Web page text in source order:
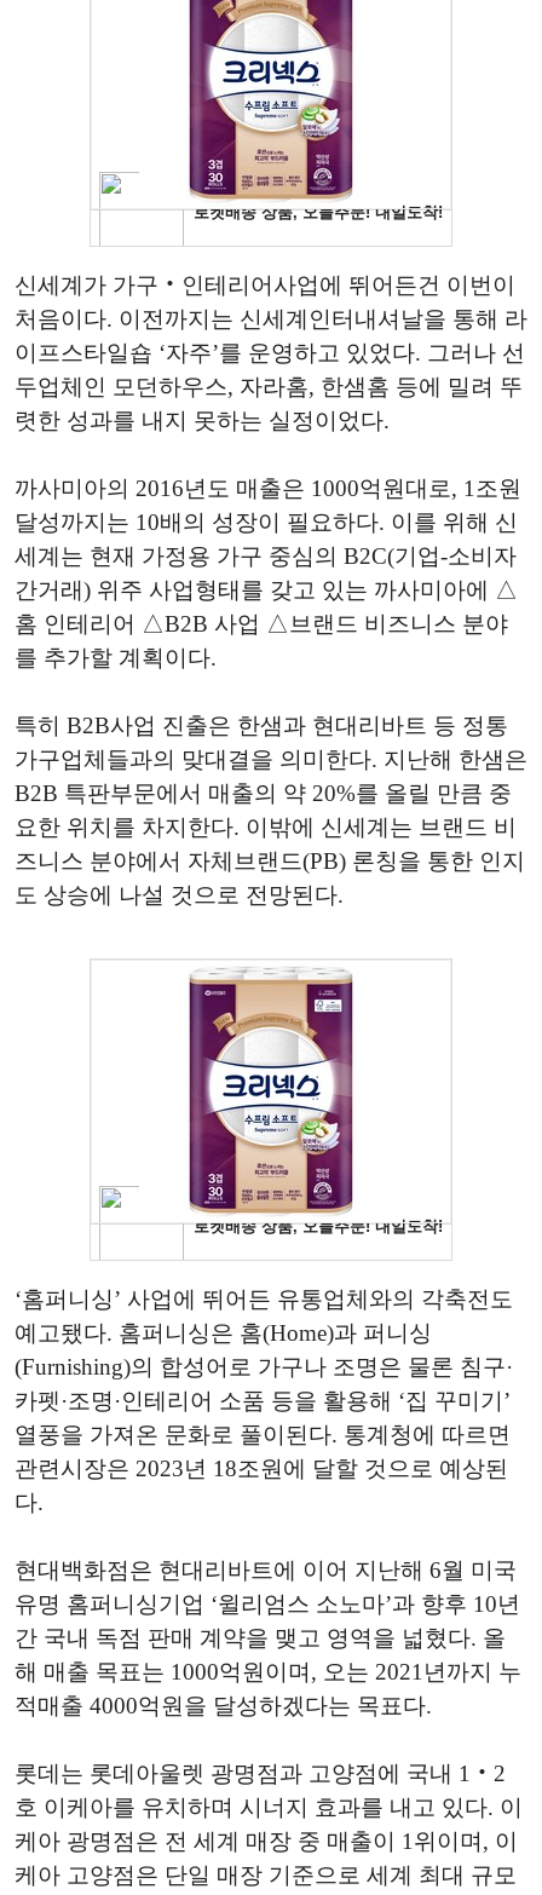
신세계가 가구‧인테리어사업에 뛰어든건 이번이
처음이다. 이전까지는 신세계인터내셔날을 통해 라
이프스타일숍 ‘자주’를 운영하고 있었다. 그러나 선
두업체인 모던하우스, 자라홈, 한샘홈 등에 밀려 뚜
렷한 성과를 내지 못하는 실정이었다.
까사미아의 2016년도 매출은 1000억원대로, 1조원
달성까지는 10배의 성장이 필요하다. 이를 위해 신
세계는 현재 가정용 가구 중심의 B2C(기업-소비자
간거래) 위주 사업형태를 갖고 있는 까사미아에 △
홈 인테리어 △B2B 사업 △브랜드 비즈니스 분야
를 추가할 계획이다.
특히 B2B사업 진출은 한샘과 현대리바트 등 정통
가구업체들과의 맞대결을 의미한다. 지난해 한샘은
B2B 특판부문에서 매출의 약 20%를 올릴 만큼 중
요한 위치를 차지한다. 이밖에 신세계는 브랜드 비
즈니스 분야에서 자체브랜드(PB) 론칭을 통한 인지
도 상승에 나설 것으로 전망된다.
‘홈퍼니싱’ 사업에 뛰어든 유통업체와의 각축전도
예고됐다. 홈퍼니싱은 홈(Home)과 퍼니싱
(Furnishing)의 합성어로 가구나 조명은 물론 침구·
카펫·조명·인테리어 소품 등을 활용해 ‘집 꾸미기’
열풍을 가져온 문화로 풀이된다. 통계청에 따르면
관련시장은 2023년 18조원에 달할 것으로 예상된
다.
현대백화점은 현대리바트에 이어 지난해 6월 미국
유명 홈퍼니싱기업 ‘윌리엄스 소노마’과 향후 10년
간 국내 독점 판매 계약을 맺고 영역을 넓혔다. 올
해 매출 목표는 1000억원이며, 오는 2021년까지 누
적매출 4000억원을 달성하겠다는 목표다.
롯데는 롯데아울렛 광명점과 고양점에 국내 1‧2
호 이케아를 유치하며 시너지 효과를 내고 있다. 이
케아 광명점은 전 세계 매장 중 매출이 1위이며, 이
케아 고양점은 단일 매장 기준으로 세계 최대 규모